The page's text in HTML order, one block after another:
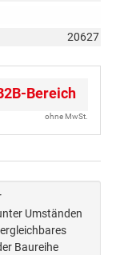
20627
Bereich
ohne MwSt.
Umständen
Baureihe